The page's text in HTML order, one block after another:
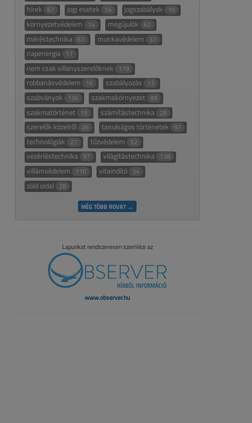
hírek 67 jogi esetek 54 jogszabályok 10
környezetvédelem 14 megújulók 62
méréstechnika 61 munkavédelem 37
napenergia 17
nem csak villanyszerelőknek 119
robbanásvédelem 16 szabályozás 13
szabványok 136 szakmakörnyezet 99
szakmatörténet 15 számítástechnika 28
szerelők közelről 26 tanulságos történetek 97
technológiák 27 tűzvédelem 52
vezérléstechnika 97 világítástechnika 138
villámvédelem 110 vitaindító 34
zöld oldal 28
MÉG TÖBB ROVAT →
Lapunkat rendszeresen szemlézi az
www.observer.hu